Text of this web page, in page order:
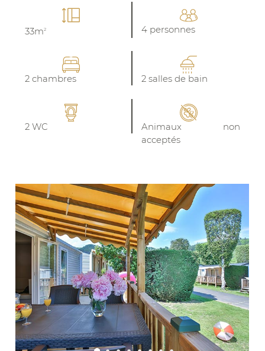
33m2 4 personnes
2 chambres 2 salles de bain
2 WC
Animaux non
acceptés